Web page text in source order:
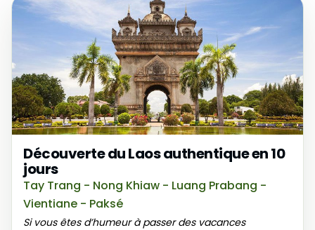
Découverte du Laos authentique en 10
jours
Tay Trang - Nong Khiaw - Luang Prabang -
Vientiane - Paksé
Si vous êtes d’humeur à passer des vacances